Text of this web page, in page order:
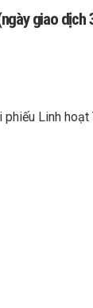
giao
Linh